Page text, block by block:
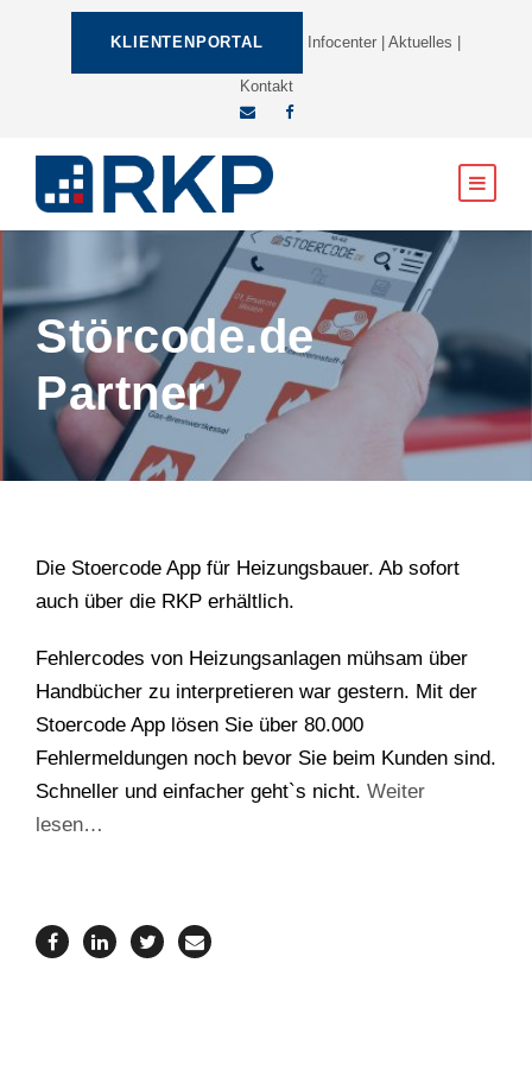
KLIENTENPORTAL Infocenter| Aktuelles
Kontakt
Störcode.de
Partner
Die Stoercode App für Heizungsbauer. Ab sofort
auch über die RKP erhältlich.
Fehlercodes von Heizungsanlagen mühsam über
Handbücher zu interpretieren war gestern. Mit der
Stoercode App lösen Sie über 80.000
Fehlermeldungen noch bevor Sie beim Kunden sind.
Schneller und einfacher geht`s nicht. Weiter
lesen…